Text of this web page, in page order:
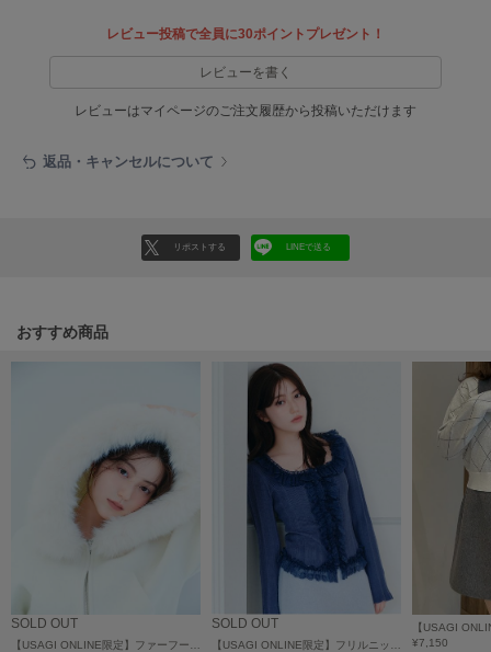
Onitsuka Tiger
フィリーチョコレート
レビュー投稿で全員に30ポイントプレゼント！
レビューを書く
レビューはマイページのご注文履歴から投稿いただけます
返品・キャンセルについて
リポストする LINEで送る
おすすめ商品
SOLD OUT SOLD OUT
¥7,150